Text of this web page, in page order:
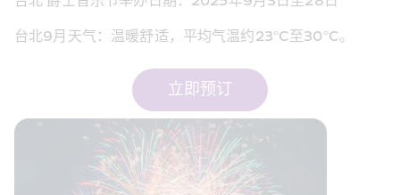
台北9月天气：温暖舒适，平均气温约23°C至30°C。
立即预订